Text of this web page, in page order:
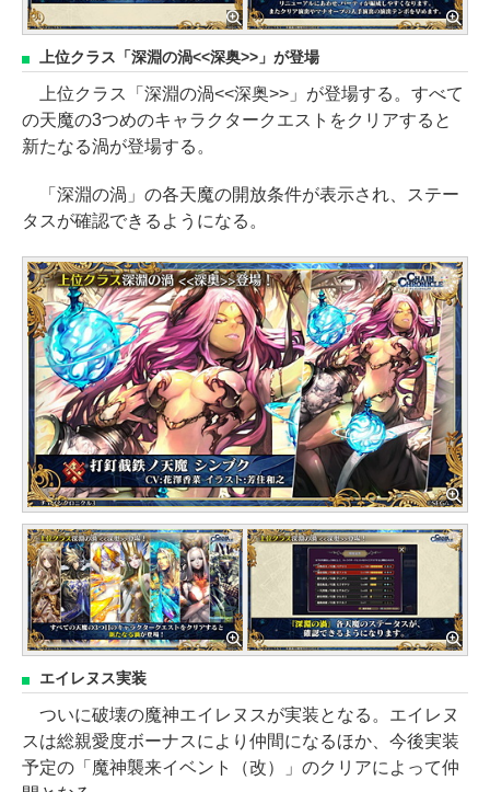
上位クラス「深淵の渦<<深奥>>」が登場
上位クラス「深淵の渦<<深奥>>」が登場する。すべて
の天魔の3つめのキャラクタークエストをクリアすると
新たなる渦が登場する。
「深淵の渦」の各天魔の開放条件が表示され、ステー
タスが確認できるようになる。
エイレヌス実装
ついに破壊の魔神エイレヌスが実装となる。エイレヌ
スは総親愛度ボーナスにより仲間になるほか、今後実装
予定の「魔神襲来イベント（改）」のクリアによって仲